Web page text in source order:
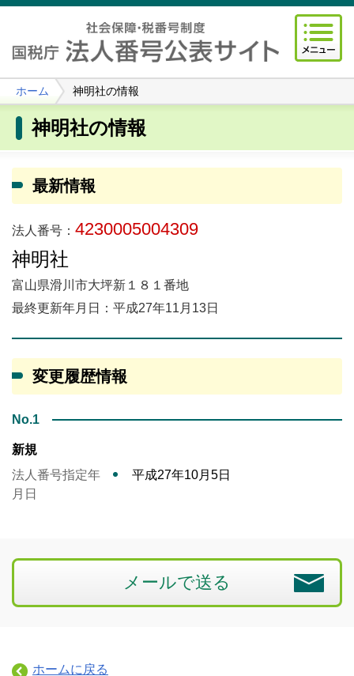
ホーム 神明社の情報
神明社の情報
最新情報
法人番号： 4230005004309
神明社
富山県滑川市大坪新１８１番地
最終更新年月日：平成27年11月13日
変更履歴情報
No.1
新規
法人番号指定年
月日
平成27年10月5日
メールで送る
ホームに戻る